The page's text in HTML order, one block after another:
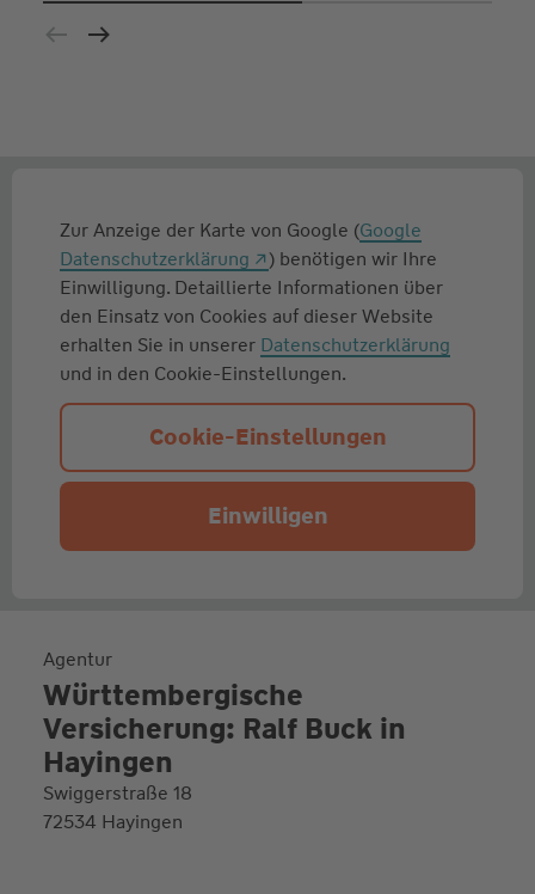
Zur Anzeige der Karte von Google (Google
Datenschutzerklärung
) benötigen wir Ihre
Einwilligung. Detaillierte Informationen über
den Einsatz von Cookies auf dieser Website
erhalten Sie in unserer Datenschutzerklärung
und in den Cookie-Einstellungen.
Cookie-Einstellungen
Einwilligen
Agentur
Württembergische
Versicherung: Ralf Buck in
Hayingen
Swiggerstraße 18
72534 Hayingen